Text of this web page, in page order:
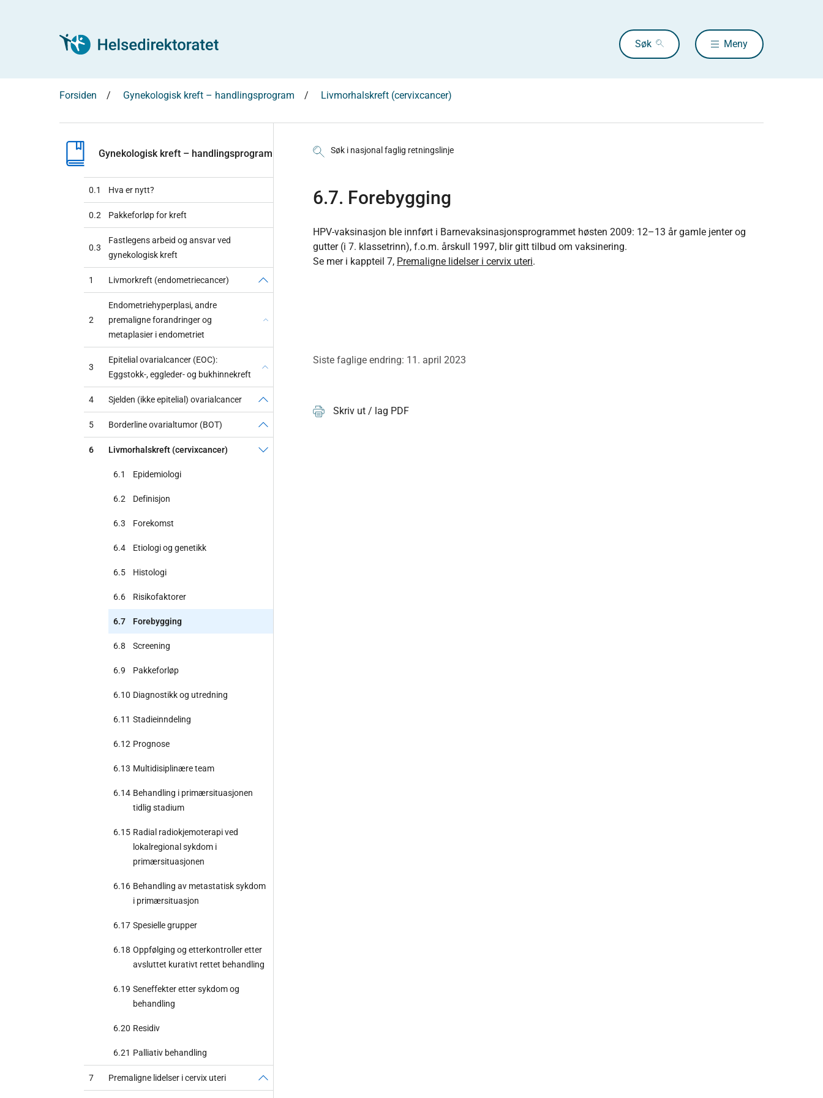
Søk Meny
Forsiden Gynekologisk kreft – handlingsprogram Livmorhalskreft (cervixcancer)
Gynekologisk kreft – handlingsprogram
0.1 Hva er nytt?
0.2 Pakkeforløp for kreft
0.3
Fastlegens arbeid og ansvar ved
gynekologisk kreft
1 Livmorkreft (endometriecancer)
2
Endometriehyperplasi, andre
premaligne forandringer og
metaplasier i endometriet
3
Epitelial ovarialcancer (EOC):
Eggstokk-, eggleder- og bukhinnekreft
4 Sjelden (ikke epitelial) ovarialcancer
5 Borderline ovarialtumor (BOT)
6 Livmorhalskreft (cervixcancer)
6.1 Epidemiologi
6.2 Definisjon
6.3 Forekomst
6.4 Etiologi og genetikk
6.5 Histologi
6.6 Risikofaktorer
6.7 Forebygging
6.8 Screening
6.9 Pakkeforløp
6.10 Diagnostikk og utredning
6.11 Stadieinndeling
6.12 Prognose
6.13 Multidisiplinære team
6.14 Behandling i primærsituasjonen
tidlig stadium
6.15 Radial radiokjemoterapi ved
lokalregional sykdom i
primærsituasjonen
6.16 Behandling av metastatisk sykdom
i primærsituasjon
6.17 Spesielle grupper
6.18 Oppfølging og etterkontroller etter
avsluttet kurativt rettet behandling
6.19 Seneffekter etter sykdom og
behandling
6.20 Residiv
6.21 Palliativ behandling
7 Premaligne lidelser i cervix uteri
Søk i nasjonal faglig retningslinje
6.7. Forebygging
HPV-vaksinasjon ble innført i Barnevaksinasjonsprogrammet høsten 2009: 12–13 år gamle jenter og
gutter (i 7. klassetrinn), f.o.m. årskull 1997, blir gitt tilbud om vaksinering.
Se mer i kappteil 7, Premaligne lidelser i cervix uteri.
Siste faglige endring: 11. april 2023
Skriv ut / lag PDF